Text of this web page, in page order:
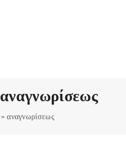
αναγνωρίσεως
»αναγνωρίσεως